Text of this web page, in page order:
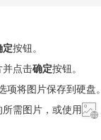
定按钮。
并点击确定按钮。
项将图片保存到硬盘。
需图片，或使用